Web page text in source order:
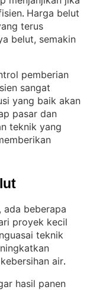
. Harga belut
terus
belut, semakin
pemberian
sangat
yang baik akan
pasar dan
teknik yang
ada beberapa
proyek kecil
teknik
air.
hasil panen